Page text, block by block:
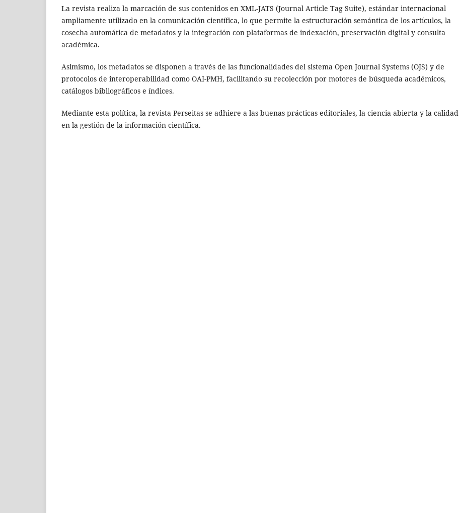
La revista realiza la marcación de sus contenidos en XML-JATS (Journal Article Tag Suite), estándar internacional
ampliamente utilizado en la comunicación científica, lo que permite la estructuración semántica de los artículos, la
cosecha automática de metadatos y la integración con plataformas de indexación, preservación digital y consulta
académica.
Asimismo, los metadatos se disponen a través de las funcionalidades del sistema Open Journal Systems (OJS) y de
protocolos de interoperabilidad como OAI-PMH, facilitando su recolección por motores de búsqueda académicos,
catálogos bibliográficos e índices.
Mediante esta política, la revista Perseitas se adhiere a las buenas prácticas editoriales, la ciencia abierta y la calidad
en la gestión de la información científica.